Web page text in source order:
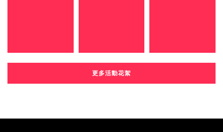
更多活動花絮